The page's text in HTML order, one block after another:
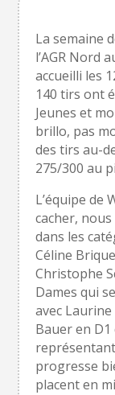
La semaine
l’AGR Nord
accueilli les
140 tirs ont
Jeunes et
brillo, pas
des tirs au-
275/300 au
L’équipe de
cacher,
dans les
Céline
Christophe
Dames qui
avec
Bauer en
progresse
placent en